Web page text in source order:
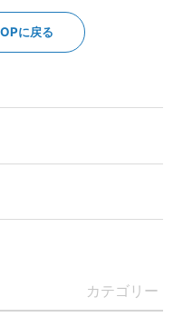
に戻る
カテゴリー